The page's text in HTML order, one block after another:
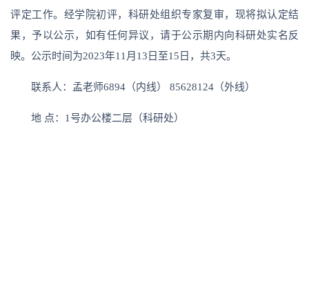
评定工作。经学院初评，科研处组织专家复审，现将拟认定结
果，予以公示，如有任何异议，请于公示期内向科研处实名反
映。公示时间为2023年11月13日至15日，共3天。
联系人：孟老师6894（内线） 85628124（外线）
地 点：1号办公楼二层（科研处）